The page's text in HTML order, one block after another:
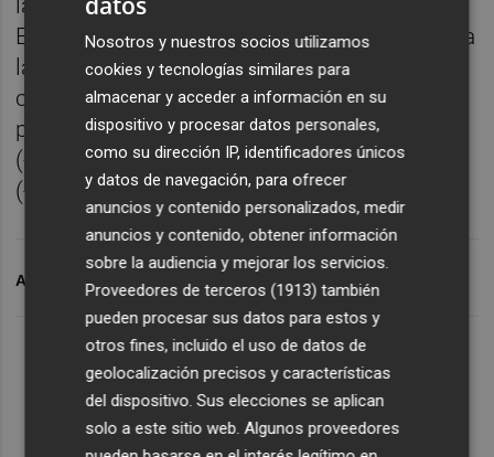
las comunidades con Canarias (-40,11%),
Extremadura (-32,19%) y Aragón (-31,10%)., a
la cabeza del retroceso. Mientras, las
comunidades que mejor registro marcaron,
pese a retroceder, son Castilla - La Mancha
(-7,66%) Castilla y León (-12,34%) y Asturias
(-13,86%).
ARCHIVADO EN VIVIENDA
Nosotros y nuestros socios utilizamos
cookies y tecnologías similares para
almacenar y acceder a información en su
dispositivo y procesar datos personales,
como su dirección IP, identificadores únicos
y datos de navegación, para ofrecer
anuncios y contenido personalizados, medir
anuncios y contenido, obtener información
sobre la audiencia y mejorar los servicios.
Proveedores de terceros (1913) también
pueden procesar sus datos para estos y
otros fines, incluido el uso de datos de
geolocalización precisos y características
del dispositivo. Sus elecciones se aplican
solo a este sitio web. Algunos proveedores